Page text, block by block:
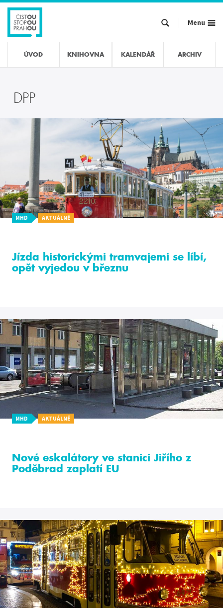
Přejít
hlavnímu
obsahu
Menu
ÚVOD KNIHOVNA KALENDÁŘ ARCHIV
DPP
MHD AKTUÁLNĚ
Jízda historickými tramvajemi se líbí,
opět vyjedou v březnu
MHD AKTUÁLNĚ
Nové eskalátory ve stanici Jiřího z
Poděbrad zaplatí EU